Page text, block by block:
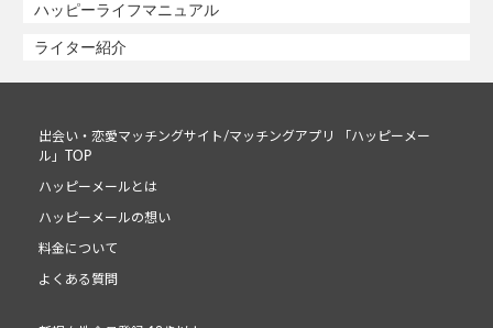
ハッピーライフマニュアル
ライター紹介
出会い・恋愛マッチングサイト/マッチングアプリ 「ハッピーメー
ル」TOP
ハッピーメールとは
ハッピーメールの想い
料金について
よくある質問